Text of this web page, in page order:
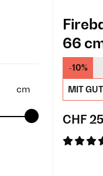
cm
66
-10%
MIT
CHF